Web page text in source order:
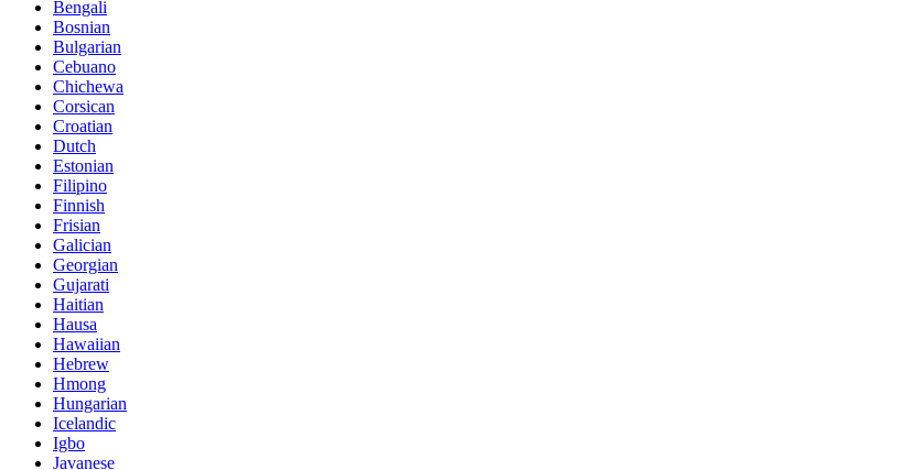
Bengali
Bosnian
Bulgarian
Cebuano
Chichewa
Corsican
Croatian
Dutch
Estonian
Filipino
Finnish
Frisian
Galician
Georgian
Gujarati
Haitian
Hausa
Hawaiian
Hebrew
Hmong
Hungarian
Icelandic
Igbo
Javanese